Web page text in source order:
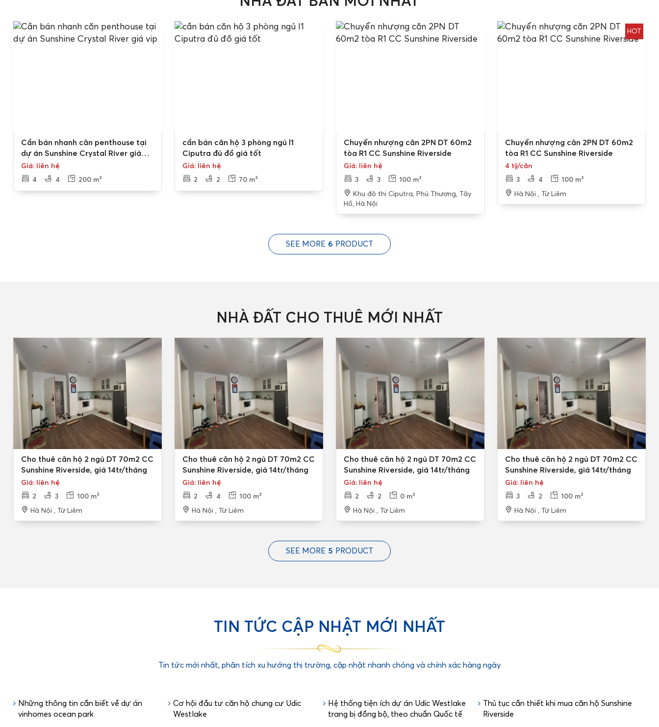
Bán gấp
Cần bán nhanh căn penthouse tại
dự án Sunshine Crystal River giá
vip
Giá: liên hệ
4
4 200 m²
Bán gấp
cần bán căn hộ 3 phòng ngủ l1
Ciputra đủ đồ giá tốt
Giá: liên hệ
2
2 70 m²
Bán gấp
Chuyển nhượng căn 2PN DT 60m2
tòa R1 CC Sunshine Riverside
Giá: liên hệ
3
3 100 m²
Khu đô thị Ciputra, Phú Thượng, Tây
Hồ, Hà Nội
HOT
Bán gấp
Chuyển nhượng căn 2PN DT 60m2
tòa R1 CC Sunshine Riverside
4 tỷ/căn
3
4 100 m²
Hà Nội , Từ Liêm
SEE MORE 6 PRODUCT
NHÀ ĐẤT CHO THUÊ MỚI NHẤT
Cho thuê căn hộ 2 ngủ DT 70m2 CC
Sunshine Riverside, giá 14tr/tháng
Giá: liên hệ
2
3 100 m²
Hà Nội , Từ Liêm
Cho thuê căn hộ 2 ngủ DT 70m2 CC
Sunshine Riverside, giá 14tr/tháng
Giá: liên hệ
2
4 100 m²
Hà Nội , Từ Liêm
Cho thuê căn hộ 2 ngủ DT 70m2 CC
Sunshine Riverside, giá 14tr/tháng
Giá: liên hệ
2
2 0 m²
Hà Nội , Từ Liêm
Cho thuê căn hộ 2 ngủ DT 70m2 CC
Sunshine Riverside, giá 14tr/tháng
Giá: liên hệ
3
2 100 m²
Hà Nội , Từ Liêm
SEE MORE 5 PRODUCT
TIN TỨC CẬP NHẬT MỚI NHẤT
Tin tức mới nhất, phân tích xu hướng thị trường, cập nhật nhanh chóng và chính xác hàng ngày
Những thông tin cần biết về dự án
vinhomes ocean park
Cơ hội đầu tư căn hộ chung cư Udic
Westlake
Hệ thống tiện ích dự án Udic Westlake
trang bị đồng bộ, theo chuẩn Quốc tế
Thủ tục cần thiết khi mua căn hộ Sunshine
Riverside